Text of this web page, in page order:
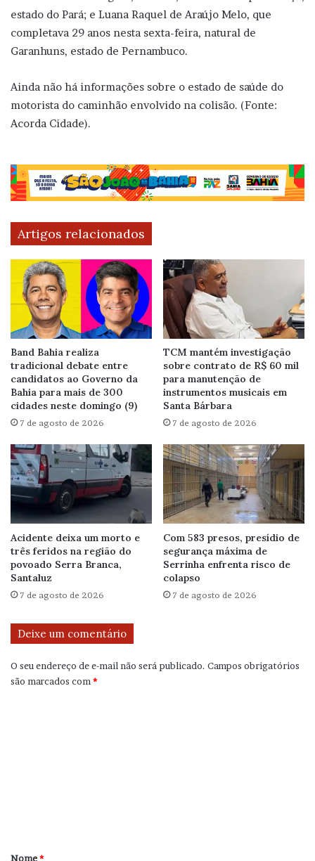
estado do Pará; e Luana Raquel de Araújo Melo, que
completava 29 anos nesta sexta-feira, natural de
Garanhuns, estado de Pernambuco.
Ainda não há informações sobre o estado de saúde do
motorista do caminhão envolvido na colisão. (Fonte:
Acorda Cidade).
Artigos relacionados
Band Bahia realiza
tradicional debate entre
candidatos ao Governo da
Bahia para mais de 300
cidades neste domingo (9)
7 de agosto de 2026
TCM mantém investigação
sobre contrato de R$ 60 mil
para manutenção de
instrumentos musicais em
Santa Bárbara
7 de agosto de 2026
Acidente deixa um morto e
três feridos na região do
povoado Serra Branca,
Santaluz
7 de agosto de 2026
Com 583 presos, presídio de
segurança máxima de
Serrinha enfrenta risco de
colapso
7 de agosto de 2026
Deixe um comentário
O seu endereço de e-mail não será publicado. Campos obrigatórios
são marcados com *
r
Nome*